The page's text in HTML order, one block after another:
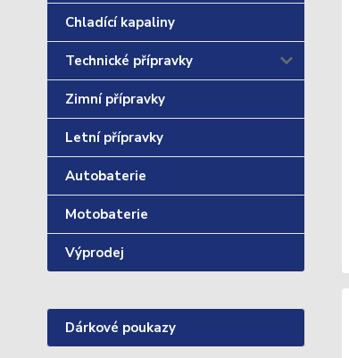
Chladící kapaliny
Technické přípravky
Zimní přípravky
Letní přípravky
Autobaterie
Motobaterie
Výprodej
Dárkové poukazy